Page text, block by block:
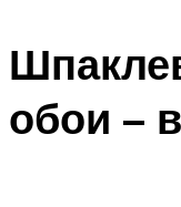
обои –